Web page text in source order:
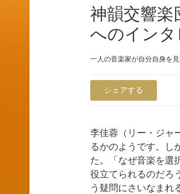
神韻交響
へのイン
一人の音楽家が自分自身を
シェアする
李佳蓉（リー・ジャ
るかのようです。し
た。「なぜ音楽を選
役立てられるのだろ
う疑問にさいなまれ